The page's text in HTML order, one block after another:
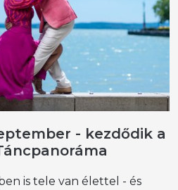
- kezdődik a
is tele van élettel - és